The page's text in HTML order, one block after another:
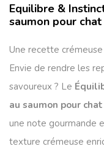
Equilibre &
saumon pour chat
Une recette
Envie de rendre les
savoureux ? Le
au saumon pour chat
une note gourmande
texture crémeuse